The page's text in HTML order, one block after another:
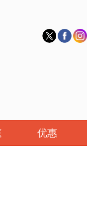
优惠